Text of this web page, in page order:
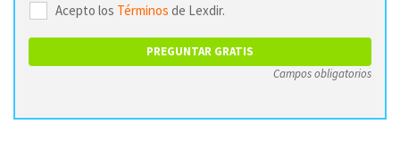
Acepto los Términos de Lexdir.
Campos obligatorios